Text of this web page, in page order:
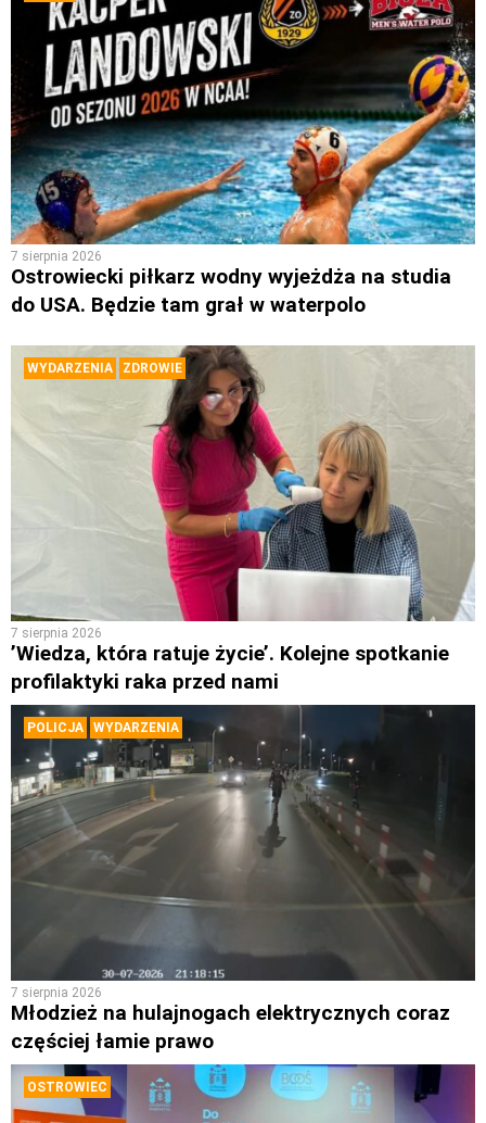
7 sierpnia 2026
Ostrowiecki piłkarz wodny wyjeżdża na studia
do USA. Będzie tam grał w waterpolo
WYDARZENIA ZDROWIE
7 sierpnia 2026
’Wiedza, która ratuje życie’. Kolejne spotkanie
profilaktyki raka przed nami
POLICJA WYDARZENIA
7 sierpnia 2026
Młodzież na hulajnogach elektrycznych coraz
częściej łamie prawo
OSTROWIEC